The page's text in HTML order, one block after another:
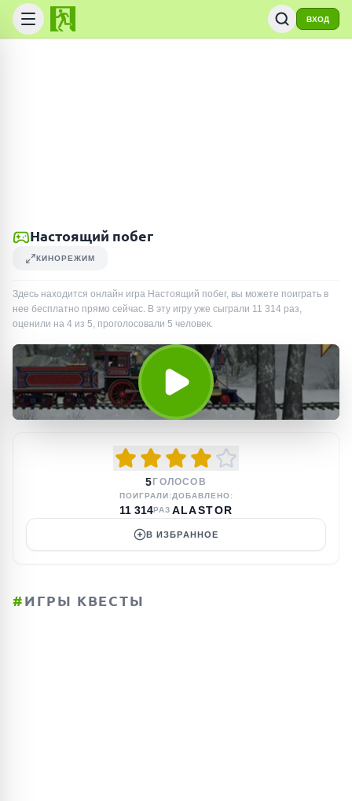
ВХОД
Настоящий побег
КИНОРЕЖИМ
Здесь находится онлайн игра Настоящий побег, вы можете поиграть в
нее бесплатно прямо сейчас. В эту игру уже сыграли 11 314 раз,
оценили на 4 из 5, проголосовали 5 человек.
5 ГОЛОСОВ
ПОИГРАЛИ:
11 314РАЗ
ДОБАВЛЕНО:
ALASTOR
В ИЗБРАННОЕ
#ИГРЫ КВЕСТЫ